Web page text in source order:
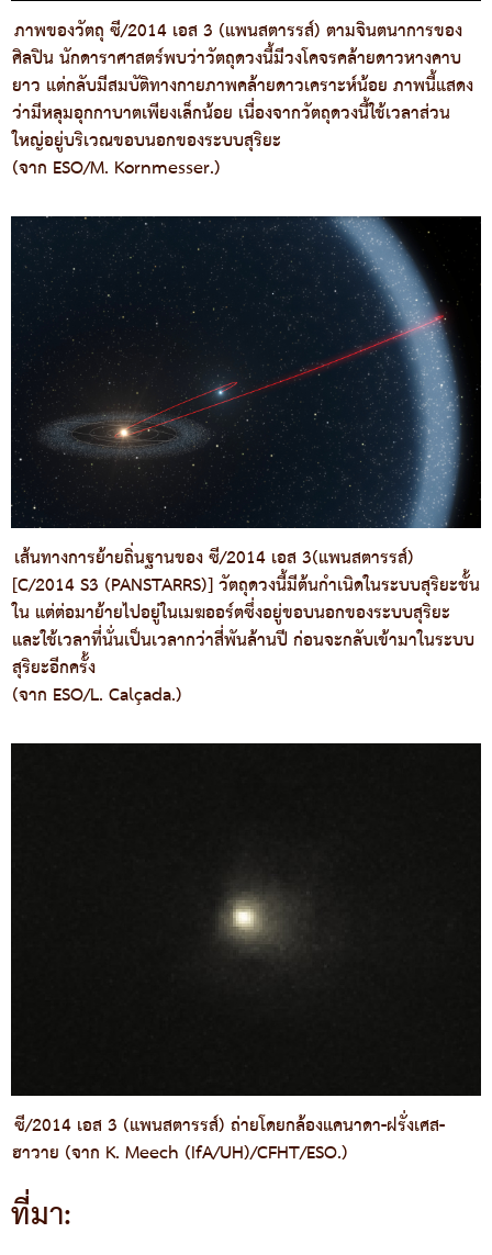
ภาพของวัตถุ ซี/2014 เอส 3 (แพนสตารรส์) ตามจินตนาการของ
ศิลปิน นักดาราศาสตร์พบว่าวัตถุดวงนี้มีวงโคจรคล้ายดาวหางคาบ
ยาว แต่กลับมีสมบัติทางกายภาพคล้ายดาวเคราะห์น้อย ภาพนี้แสดง
ว่ามีหลุมอุกกาบาตเพียงเล็กน้อย เนื่องจากวัตถุดวงนี้ใช้เวลาส่วน
ใหญ่อยู่บริเวณขอบนอกของระบบสุริยะ
(จาก ESO/M. Kornmesser.)
เส้นทางการย้ายถิ่นฐานของ ซี/2014 เอส 3(แพนสตารรส์)
[C/2014 S3 (PANSTARRS)] วัตถุดวงนี้มีต้นกำเนิดในระบบสุริยะชั้น
ใน แต่ต่อมาย้ายไปอยู่ในเมฆออร์ตซึ่งอยู่ขอบนอกของระบบสุริยะ
และใช้เวลาที่นั่นเป็นเวลากว่าสี่พันล้านปี ก่อนจะกลับเข้ามาในระบบ
สุริยะอีกครั้ง
(จาก ESO/L. Calçada.)
ซี/2014 เอส 3 (แพนสตารรส์) ถ่ายโดยกล้องแคนาดา-ฝรั่งเศส-
ฮาวาย (จาก K. Meech (IfA/UH)/CFHT/ESO.)
ที่มา: